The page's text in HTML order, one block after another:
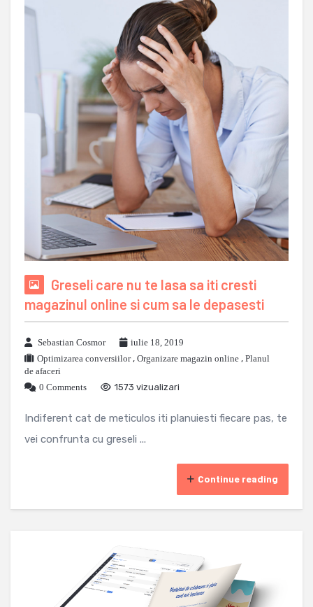
Greseli care nu te lasa sa iti cresti
magazinul online si cum sa le depasesti
Sebastian Cosmor
iulie 18, 2019
Optimizarea conversiilor, Organizare magazin online , Planul
de afaceri
0 Comments
1573 vizualizari
Indiferent cat de meticulos iti planuiesti fiecare pas, te
vei confrunta cu greseli ...
Continue reading